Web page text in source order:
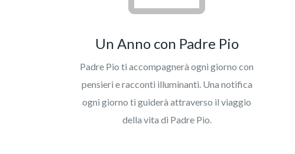
Un Anno con Padre Pio
Padre Pio ti accompagnerà ogni giorno con
pensieri e racconti illuminanti. Una notifica
ogni giorno ti guiderà attraverso il viaggio
della vita di Padre Pio.